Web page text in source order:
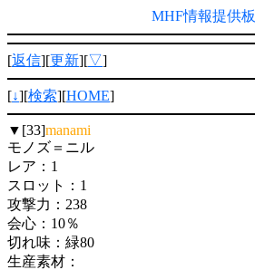
MHF情報提供板
[返信][更新][▽]
[↓][検索][HOME]
▼[33]manami
モノズ＝ニル
レア：1
スロット：1
攻撃力：238
会心：10％
切れ味：緑80
生産素材：